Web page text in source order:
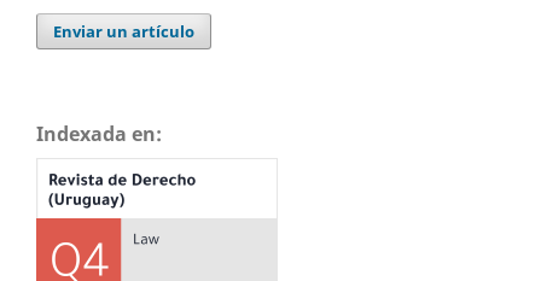
Enviar un artículo
Indexada en: